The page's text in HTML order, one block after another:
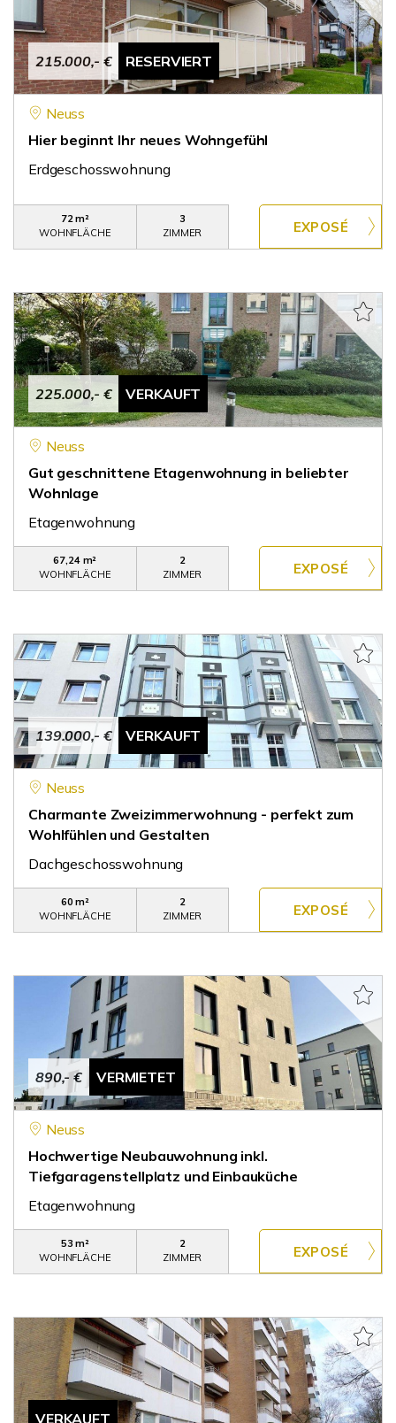
215.000,- € RESERVIERT
Neuss
Hier beginnt Ihr neues Wohngefühl
Erdgeschosswohnung
72 m²
WOHNFLÄCHE
3
ZIMMER
225.000,- € VERKAUFT
Neuss
Gut geschnittene Etagenwohnung in beliebter
Wohnlage
Etagenwohnung
67,24 m²
WOHNFLÄCHE
2
ZIMMER
139.000,- € VERKAUFT
Neuss
Charmante Zweizimmerwohnung - perfekt zum
Wohlfühlen und Gestalten
Dachgeschosswohnung
60 m²
WOHNFLÄCHE
2
ZIMMER
890,- € VERMIETET
Neuss
Hochwertige Neubauwohnung inkl.
Tiefgaragenstellplatz und Einbauküche
Etagenwohnung
53 m²
WOHNFLÄCHE
2
ZIMMER
VERKAUFT